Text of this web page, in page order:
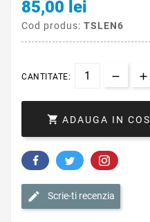
85,00 lei
Cod produs: TSLEN6
CANTITATE:
 ADAUGA IN COS
Scrie-ti recenzia